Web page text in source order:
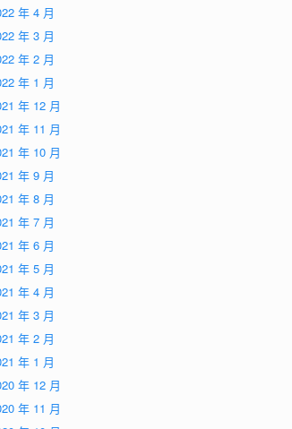
年 4 月
年 3 月
年 2 月
年 1 月
年 12 月
年 11 月
年 10 月
年 9 月
年 8 月
年 7 月
年 6 月
年 5 月
年 4 月
年 3 月
年 2 月
年 1 月
年 12 月
年 11 月